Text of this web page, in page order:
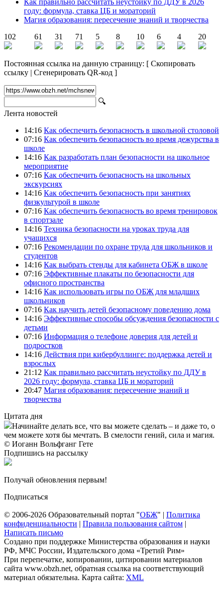
году: формула, ставка ЦБ и мораторий
Магия образования: пересечение знаний и творчества
102
61 31 71 5 8 10 6 4 20
Постоянная ссылка на данную страницу: [ Скопировать
ссылку | Сгенерировать QR-код ]
🔍
Лента новостей
14:16 Как обеспечить безопасность в школьной столовой
07:16 Как обеспечить безопасность во время дежурства в
школе
14:16 Как разработать план безопасности на школьное
мероприятие
07:16 Как обеспечить безопасность на школьных
экскурсиях
14:16 Как обеспечить безопасность при занятиях
физкультурой в школе
07:16 Как обеспечить безопасность во время тренировок
в спортзале
14:16 Техника безопасности на уроках труда для
учащихся
07:16 Рекомендации по охране труда для школьников и
студентов
14:16 Как выбрать стенды для кабинета ОБЖ в школе
07:16 Эффективные плакаты по безопасности для
офисного пространства
14:16 Как использовать игры по ОБЖ для младших
школьников
07:16 Как научить детей безопасному поведению дома
14:16 Эффективные способы обсуждения безопасности с
детьми
07:16 Информация о телефоне доверия для детей и
подростков
14:16 Действия при кибербуллинге: поддержка детей и
взрослых
21:12 Как правильно рассчитать неустойку по ДДУ в
2026 году: формула, ставка ЦБ и мораторий
20:47 Магия образования: пересечение знаний и
творчества
Цитата дня
Начинайте делать все, что вы можете сделать – и даже то, о
чем можете хотя бы мечтать. В смелости гений, сила и магия.
© Иоганн Вольфганг Гете
Подпишись на рассылку
Получай обновления первым!
Подписаться
© 2006-2026 Образовательный портал "ОБЖ" | Политика
конфиденциальности | Правила пользования сайтом |
Написать письмо
Создано при поддержке Министерства образования и науки
РФ, МЧС России, Издательского дома «Третий Рим»
При перепечатке, копировании, цитировании материалов
сайта www.obzh.net, обратная ссылка на соответствующий
материал обязательна. Карта сайта: XML